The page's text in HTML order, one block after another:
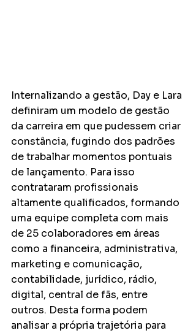
Internalizando a gestão, Day e Lara
definiram um modelo de gestão
da carreira em que pudessem criar
constância, fugindo dos padrões
de trabalhar momentos pontuais
de lançamento. Para isso
contrataram profissionais
altamente qualificados, formando
uma equipe completa com mais
de 25 colaboradores em áreas
como a financeira, administrativa,
marketing e comunicação,
contabilidade, jurídico, rádio,
digital, central de fãs, entre
outros. Desta forma podem
analisar a própria trajetória para